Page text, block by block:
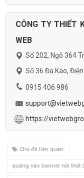
CÔNG TY THIẾT
WEB
Số 202, Ngõ 364
Số 36 Đa Kao,
0915 406 986
https://
Chủ đề liên quan:
quảng cáo banner nội thất